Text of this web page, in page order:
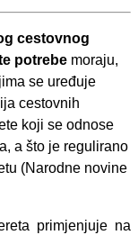
cestovnog
potrebe moraju,
se uređuje
cestovnih
koji se odnose
a što je regulirano
(Narodne novine
primjenjuje na